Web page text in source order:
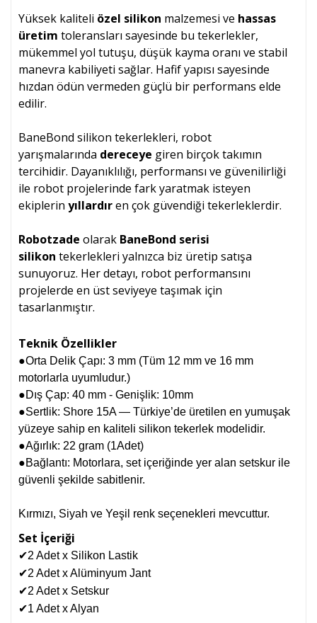
Yüksek kaliteli özel silikon malzemesi ve hassas
üretim toleransları sayesinde bu tekerlekler,
mükemmel yol tutuşu, düşük kayma oranı ve stabil
manevra kabiliyeti sağlar. Hafif yapısı sayesinde
hızdan ödün vermeden güçlü bir performans elde
edilir.
BaneBond silikon tekerlekleri, robot
yarışmalarında dereceye giren birçok takımın
tercihidir. Dayanıklılığı, performansı ve güvenilirliği
ile robot projelerinde fark yaratmak isteyen
ekiplerin yıllardıren çok güvendiği tekerleklerdir.
Robotzade olarak BaneBond serisi
silikon tekerlekleri yalnızca biz üretip satışa
sunuyoruz. Her detayı, robot performansını
projelerde en üst seviyeye taşımak için
tasarlanmıştır.
Teknik Özellikler
●Orta Delik Çapı: 3 mm (Tüm 12 mm ve 16 mm
motorlarla uyumludur.)
●Dış Çap: 40 mm - Genişlik: 10mm
●Sertlik: Shore 15A — Türkiye’de üretilen en yumuşak
yüzeye sahip en kaliteli silikon tekerlek modelidir.
●Ağırlık: 22 gram (1Adet)
●Bağlantı: Motorlara, set içeriğinde yer alan setskur ile
güvenli şekilde sabitlenir.
Kırmızı, Siyah ve Yeşil renk seçenekleri mevcuttur.
Set İçeriği
✔2 Adet x Silikon Lastik
✔2 Adet x Alüminyum Jant
✔2 Adet x Setskur
✔1 Adet x Alyan